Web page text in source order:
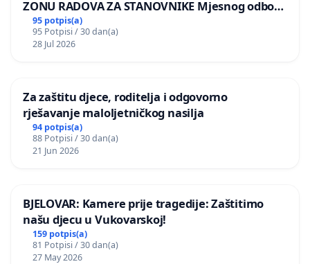
ZONU RADOVA ZA STANOVNIKE Mjesnog odbora
Kamensko i Lemić Brdo
95 potpis(a)
95 Potpisi / 30 dan(a)
28 Jul 2026
Za zaštitu djece, roditelja i odgovorno
rješavanje maloljetničkog nasilja
94 potpis(a)
88 Potpisi / 30 dan(a)
21 Jun 2026
BJELOVAR: Kamere prije tragedije: Zaštitimo
našu djecu u Vukovarskoj!
159 potpis(a)
81 Potpisi / 30 dan(a)
27 May 2026